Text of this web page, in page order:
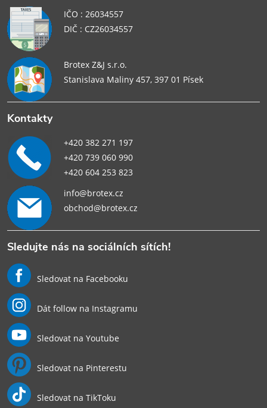
IČO : 26034557
DIČ : CZ26034557
Brotex Z&J s.r.o.
Stanislava Maliny 457, 397 01 Písek
Kontakty
+420 382 271 197
+420 739 060 990
+420 604 253 823
info@brotex.cz
obchod@brotex.cz
Sledujte nás na sociálních sítích!
Sledovat na Facebooku
Dát follow na Instagramu
Sledovat na Youtube
Sledovat na Pinterestu
Sledovat na TikToku